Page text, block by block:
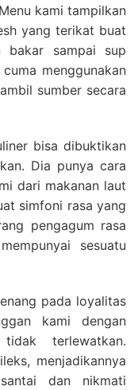
kami tampilkan
yang terikat buat
bakar sampai sup
menggunakan
sumber secara
bisa dibuktikan
Dia punya cara
dari makanan laut
simfoni rasa yang
pengagum rasa
sesuatu
pada loyalitas
kami dengan
terlewatkan.
menjadikannya
dan nikmati